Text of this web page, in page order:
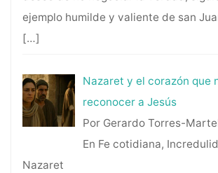
ejemplo humilde y valiente de san
[…]
Nazaret y el corazón que
reconocer a Jesús
Por Gerardo Torres-
En Fe cotidiana,
Nazaret